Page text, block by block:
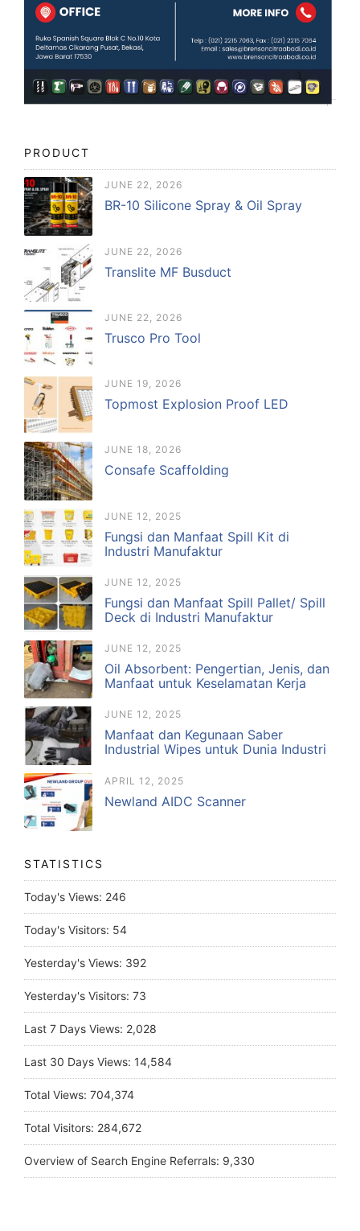
PRODUCT
JUNE 22, 2026
BR-10 Silicone Spray & Oil Spray
JUNE 22, 2026
Translite MF Busduct
JUNE 22, 2026
Trusco Pro Tool
JUNE 19, 2026
Topmost Explosion Proof LED
JUNE 18, 2026
Consafe Scaffolding
JUNE 12, 2025
Fungsi dan Manfaat Spill Kit di
Industri Manufaktur
JUNE 12, 2025
Fungsi dan Manfaat Spill Pallet/ Spill
Deck di Industri Manufaktur
JUNE 12, 2025
Oil Absorbent: Pengertian, Jenis, dan
Manfaat untuk Keselamatan Kerja
JUNE 12, 2025
Manfaat dan Kegunaan Saber
Industrial Wipes untuk Dunia Industri
APRIL 12, 2025
Newland AIDC Scanner
STATISTICS
Today's Views: 246
Today's Visitors: 54
Yesterday's Views: 392
Yesterday's Visitors: 73
Last 7 Days Views: 2,028
Last 30 Days Views: 14,584
Total Views: 704,374
Total Visitors: 284,672
Overview of Search Engine Referrals: 9,330